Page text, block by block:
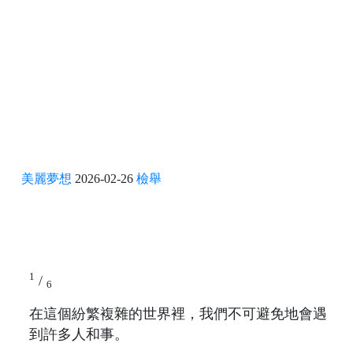
美麗夢想 2026-02-26 檢舉
1 / 6
在這個紛繁複雜的世界裡，我們不可避免地會遇
到許多人和事。